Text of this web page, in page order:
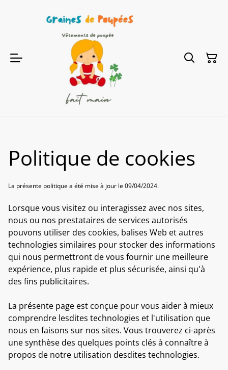
Politique de cookies
La présente politique a été mise à jour le 09/04/2024.
Lorsque vous visitez ou interagissez avec nos sites,
nous ou nos prestataires de services autorisés
pouvons utiliser des cookies, balises Web et autres
technologies similaires pour stocker des informations
qui nous permettront de vous fournir une meilleure
expérience, plus rapide et plus sécurisée, ainsi qu'à
des fins publicitaires.
La présente page est conçue pour vous aider à mieux
comprendre lesdites technologies et l'utilisation que
nous en faisons sur nos sites. Vous trouverez ci-après
une synthèse des quelques points clés à connaître à
propos de notre utilisation desdites technologies.